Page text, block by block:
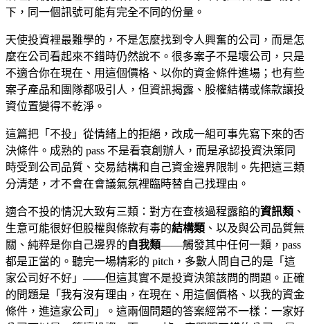
下，同一個訊號可能有完全不同的份量。
天使投資裡最難學的，不是怎麼找到令人興奮的公司，而是怎
麼在公司看起來不錯時仍然說不。很多案子不是壞公司，只是
不適合你在現在、用這個價格、以你的資金條件進場；也有些
案子產品和團隊都吸引人，但資訊揭露、股權結構或條款讓投
資位置變得不乾淨。
這篇把「不投」從情緒上的拒絕，改成一組可事先寫下來的否
決條件。成熟的 pass 不是看衰創辦人，而是承認投資決策同
時受到公司品質、交易結構和自己資金邊界限制。先把這三類
分清楚，才不會在會議氣氛裡臨時替自己找理由。
適合不投的情況大致有三類：對方在查核過程露餡的資訊類 、
生意可能很好但股權與條款有毒的結構類 、以及與公司品質無
關、純粹是你自己邊界的 自我類——觸發其中任何一類，pass
都是正當的。聽完一場精彩的 pitch，多數人問自己的是「這
家公司好不好」——但這其實不是投資決策該問的問題。正確
的問題是「我有沒有理由，在現在、用這個價格、以我的資金
條件，進這家公司」。這兩個問題的答案經常不一樣：一家好